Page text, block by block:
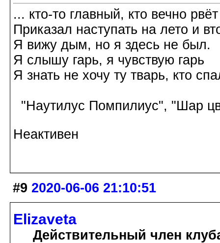
... кто-то главный, кто вечно рвёт
Приказал наступать на лето и
Я вижу дым, но я здесь не был.
Я слышу гарь, я чувствую гарь
Я знать не хочу ту тварь, кто
"Наутилус Помпилиус", "Шар
Неактивен
#9 2020-06-06 21:10:51
Elizaveta
Действительный член